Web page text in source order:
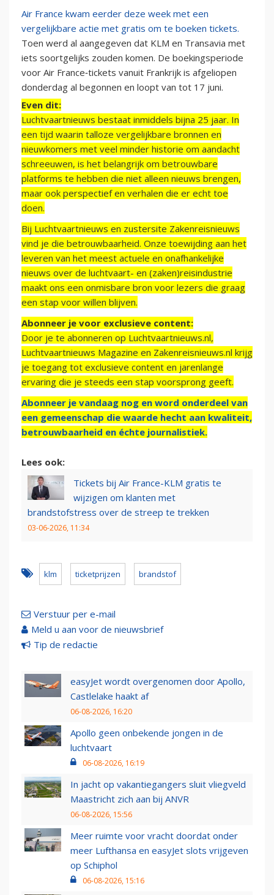
Air France kwam eerder deze week met een
vergelijkbare actie met gratis om te boeken tickets.
Toen werd al aangegeven dat KLM en Transavia met
iets soortgelijks zouden komen. De boekingsperiode
voor Air France‑tickets vanuit Frankrijk is afgeliopen
donderdag al begonnen en loopt van tot 17 juni.
Even dit:
Luchtvaartnieuws bestaat inmiddels bijna 25 jaar. In
een tijd waarin talloze vergelijkbare bronnen en
nieuwkomers met veel minder historie om aandacht
schreeuwen, is het belangrijk om betrouwbare
platforms te hebben die niet alleen nieuws brengen,
maar ook perspectief en verhalen die er echt toe
doen.
Bij Luchtvaartnieuws en zustersite Zakenreisnieuws
vind je die betrouwbaarheid. Onze toewijding aan het
leveren van het meest actuele en onafhankelijke
nieuws over de luchtvaart- en (zaken)reisindustrie
maakt ons een onmisbare bron voor lezers die graag
een stap voor willen blijven.
Abonneer je voor exclusieve content:
Door je te abonneren op Luchtvaartnieuws.nl,
Luchtvaartnieuws Magazine en Zakenreisnieuws.nl krijg
je toegang tot exclusieve content en jarenlange
ervaring die je steeds een stap voorsprong geeft.
Abonneer je vandaag nog en word onderdeel van
een gemeenschap die waarde hecht aan kwaliteit,
betrouwbaarheid en échte journalistiek.
Lees ook:
Tickets bij Air France-KLM gratis te
wijzigen om klanten met
brandstofstress over de streep te trekken
03-06-2026, 11:34
klm ticketprijzen brandstof
Verstuur per e-mail
Meld u aan voor de nieuwsbrief
Tip de redactie
easyJet wordt overgenomen door Apollo,
Castlelake haakt af
06-08-2026, 16:20
Apollo geen onbekende jongen in de
luchtvaart
06-08-2026, 16:19
In jacht op vakantiegangers sluit vliegveld
Maastricht zich aan bij ANVR
06-08-2026, 15:56
Meer ruimte voor vracht doordat onder
meer Lufthansa en easyJet slots vrijgeven
op Schiphol
06-08-2026, 15:16